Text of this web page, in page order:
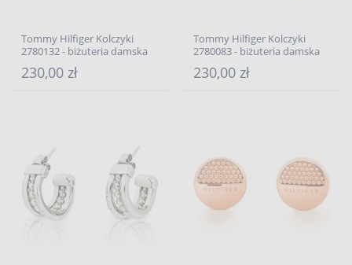
Tommy Hilfiger Kolczyki
2780132 - biżuteria damska
230,00 zł
Tommy Hilfiger Kolczyki
2780083 - biżuteria damska
230,00 zł